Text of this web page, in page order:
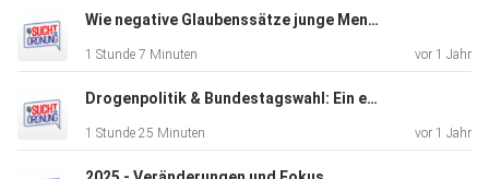
Wie negative Glaubenssätze junge Menschen zerstören
1 Stunde 7 Minuten vor 1 Jahr
Drogenpolitik & Bundestagswahl: Ein ehrliches Gespräch mit Ates Gürpinar
1 Stunde 25 Minuten vor 1 Jahr